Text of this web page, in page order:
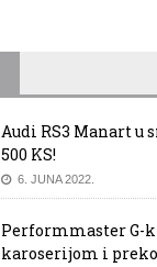
Audi RS3 Manart u
500 KS!
6. JUNA 2022.
Performmaster G-
karoserijom i preko